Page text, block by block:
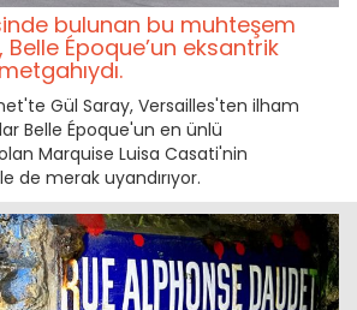
bulunan bu muhteşem
Époque’un eksantrik
Gül Saray, Versailles'ten ilham
Belle Époque'un en ünlü
Marquise Luisa Casati'nin
de merak uyandırıyor.